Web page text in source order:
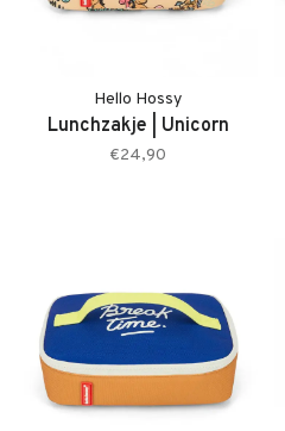
Hello Hossy
Lunchzakje | Unicorn
€24,90